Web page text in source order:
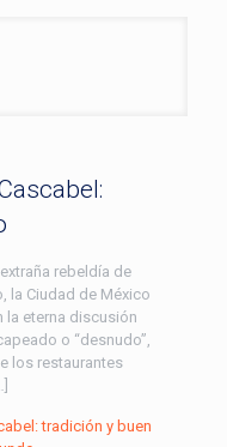
rebeldía de
la Ciudad de México
la eterna discusión
o “desnudo”,
los restaurantes
tradición y buen